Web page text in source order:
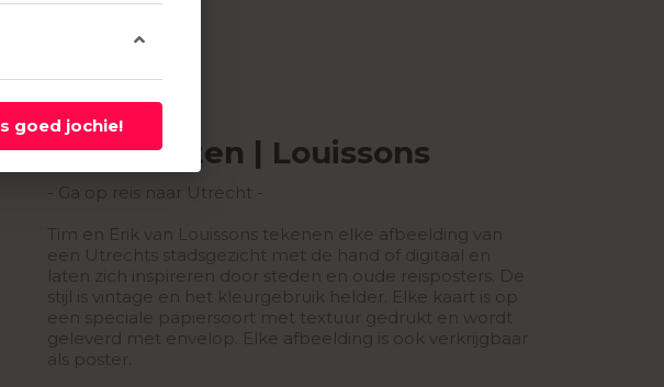
Louissons
Postkaarten | Louissons
- Ga op reis naar Utrecht -
Tim en Erik van Louissons tekenen elke afbeelding van
een Utrechts stadsgezicht met de hand of digitaal en
laten zich inspireren door steden en oude reisposters. De
stijl is vintage en het kleurgebruik helder. Elke kaart is op
een speciale papiersoort met textuur gedrukt en wordt
geleverd met envelop. Elke afbeelding is ook verkrijgbaar
als poster.
goed jochie!